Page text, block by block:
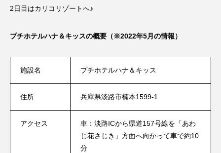
2日目はカリコリゾートへ♪
プチホテルハナ＆キッスの概要（※2022年5月の情報）
施設名 プチホテルハナ＆キッス
住所 兵庫県淡路市楠本1599-1
アクセス
車：淡路ICから県道157号線を「あわ
じ花さじき」方面へ向かって車で約10
分